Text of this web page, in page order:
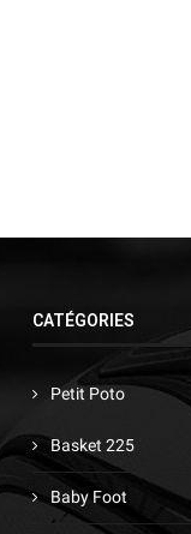
CATÉGORIES
Petit Poto
Basket 225
Baby Foot